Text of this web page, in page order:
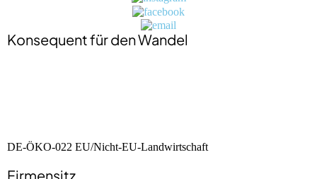
Konsequent für den Wandel
DE-ÖKO-022 EU/Nicht-EU-Landwirtschaft